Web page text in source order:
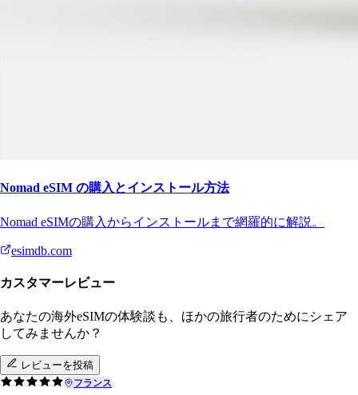
Nomad eSIM の購入とインストール方法
Nomad eSIMの購入からインストールまで網羅的に解説。
esimdb.com
カスタマーレビュー
あなたの海外eSIMの体験談も、ほかの旅行者のためにシェア
してみませんか？
レビューを投稿
フランス